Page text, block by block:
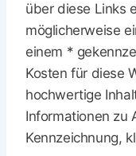
über diese Links
möglicherweise
einem *
Kosten für diese
hochwertige
Informationen zu
Kennzeichnung,